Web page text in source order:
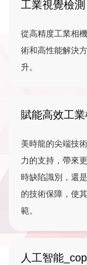
工業視覺檢測
從高精度工業相
術和高性能解決
升。
賦能高效工業
美時龍的尖端技
力的支持，帶來
時缺陷識別，還
的技術保障，使
範。
人工智能